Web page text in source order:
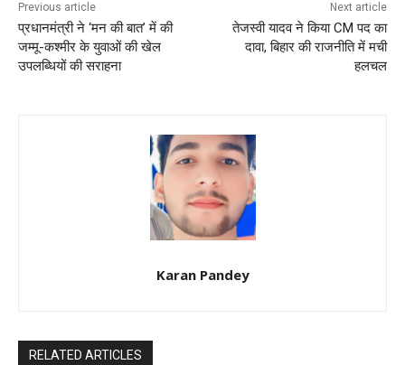
Previous article
प्रधानमंत्री ने ‘मन की बात’ में की
जम्मू-कश्मीर के युवाओं की खेल
उपलब्धियों की सराहना
Next article
तेजस्वी यादव ने किया CM पद का
दावा, बिहार की राजनीति में मची
हलचल
Karan Pandey
RELATED ARTICLES